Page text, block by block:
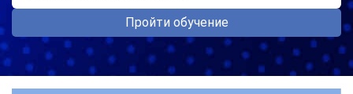
Пройти обучение